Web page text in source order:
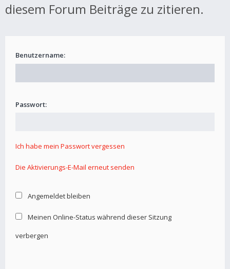
diesem Forum Beiträge zu zitieren.
Benutzername:
Passwort:
Ich habe mein Passwort vergessen
Die Aktivierungs-E-Mail erneut senden
Angemeldet bleiben
Meinen Online-Status während dieser Sitzung
verbergen